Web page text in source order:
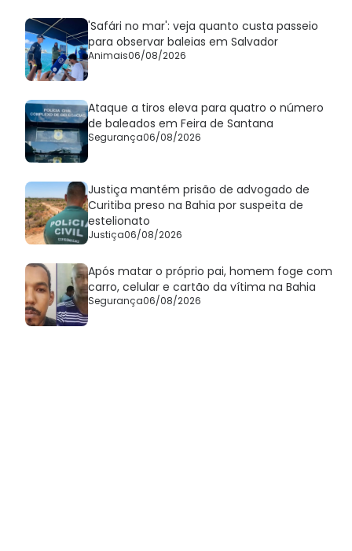
'Safári no mar': veja quanto custa passeio
para observar baleias em Salvador
Animais06/08/2026
Ataque a tiros eleva para quatro o número
de baleados em Feira de Santana
Segurança06/08/2026
Justiça mantém prisão de advogado de
Curitiba preso na Bahia por suspeita de
estelionato
Justiça06/08/2026
Após matar o próprio pai, homem foge com
carro, celular e cartão da vítima na Bahia
Segurança06/08/2026